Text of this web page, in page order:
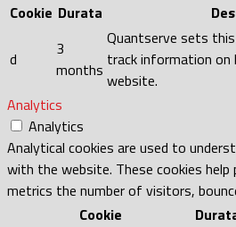
Cookie Durata
d
3
months
Quantserve sets
track information
website.
Analytics
Analytics
Analytical cookies are used to
with the website. These cookies
metrics the number of visitors,
Cookie